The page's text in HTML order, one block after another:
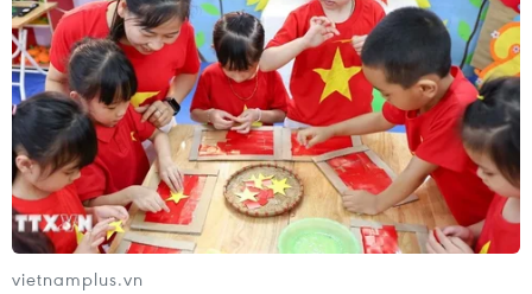
Phó Tổng Biên tập: NGUYỄN THỊ TÁM, KHÚC THANH
THỦY
Sở hữu trí tuệ
Quy định sử dụng
RSS
Hỗ trợ
Ngôn ngữ
TTXVN
Dịch vụ tin
Quảng cáo
vietnamplus.vn